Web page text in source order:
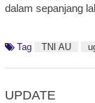
dalam sepanjang
Tag TNI AU
UPDATE